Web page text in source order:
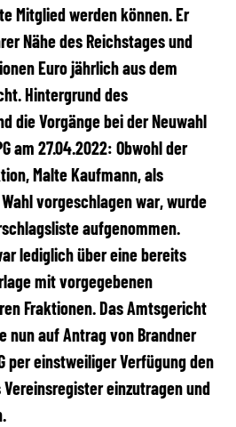
Mitglied werden können. Er
Nähe des Reichstages und
Euro jährlich aus dem
Hintergrund des
die Vorgänge bei der Neuwahl
am 27.04.2022: Obwohl der
Malte Kaufmann, als
vorgeschlagen war, wurde
aufgenommen.
lediglich über eine bereits
mit vorgegebenen
Fraktionen. Das Amtsgericht
nun auf Antrag von Brandner
per einstweiliger Verfügung den
einzutragen und